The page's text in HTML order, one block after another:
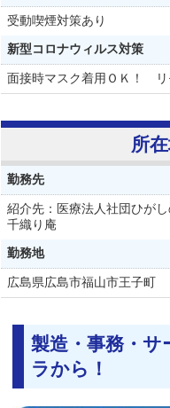
受動喫煙対策あり
新型コロナウィルス対策
面接時マスク着用ＯＫ！ リ
所
勤務先
紹介先：医療法人社団ひが
千織り庵
勤務地
広島県広島市福山市王子町
製造・事務・
ラから！